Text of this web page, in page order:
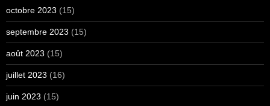
octobre 2023 (15)
septembre 2023 (15)
août 2023 (15)
juillet 2023 (16)
juin 2023 (15)